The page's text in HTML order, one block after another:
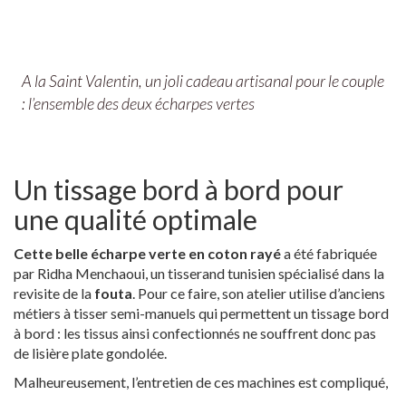
A la Saint Valentin, un joli cadeau artisanal pour le couple
: l’ensemble des deux écharpes vertes
Un tissage bord à bord pour
une qualité optimale
Cette belle écharpe verte en coton rayéa été fabriquée
par Ridha Menchaoui, un tisserand tunisien spécialisé dans la
revisite de la fouta. Pour ce faire, son atelier utilise d’anciens
métiers à tisser semi-manuels qui permettent un tissage bord
à bord : les tissus ainsi confectionnés ne souffrent donc pas
de lisière plate gondolée.
Malheureusement, l’entretien de ces machines est compliqué,